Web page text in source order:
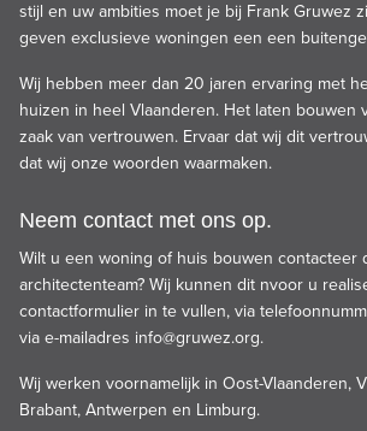
stijl en uw ambities moet je bij Frank Gruwez
geven exclusieve woningen een een
Wij hebben meer dan 20 jaren ervaring met
huizen in heel Vlaanderen. Het laten bouwen
zaak van vertrouwen. Ervaar dat wij dit
dat wij onze woorden waarmaken.
Neem contact met ons op.
Wilt u een woning of huis bouwen contacteer
architectenteam? Wij kunnen dit nvoor u
contactformulier in te vullen, via
via e-mailadres info@gruwez.org.
Wij werken voornamelijk in Oost-Vlaanderen,
Brabant, Antwerpen en Limburg.